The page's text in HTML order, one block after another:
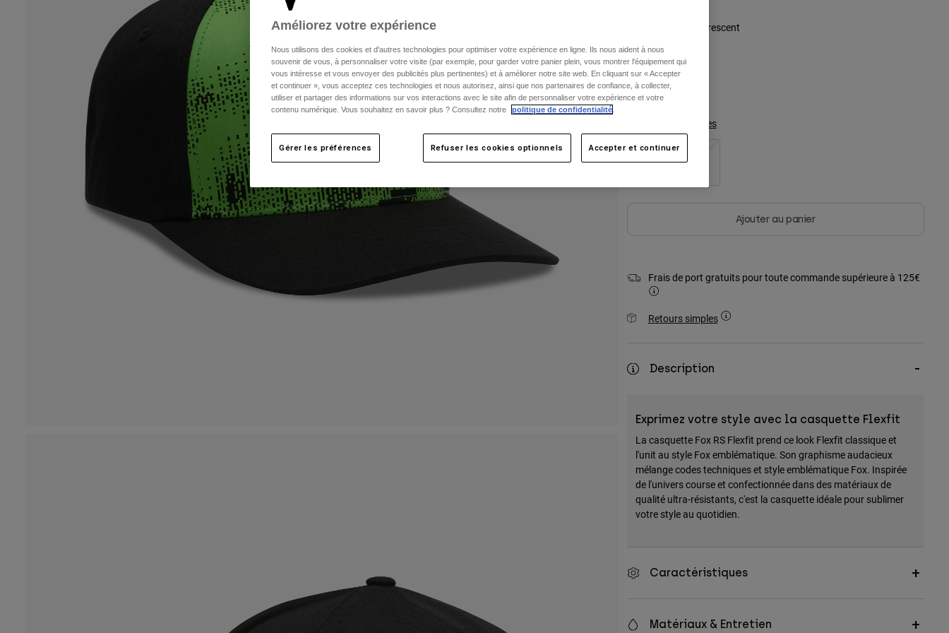
Vert Fluorescent
sélectionné
Tableau des tailles
S/M L/XL
Ajouter au panier
Frais de port gratuits pour toute commande supérieure à 125€
Retours simples
Description
Exprimez votre style avec la casquette Flexfit
La casquette Fox RS Flexfit prend ce look Flexfit classique et
l'unit au style Fox emblématique. Son graphisme audacieux
mélange codes techniques et style emblématique Fox. Inspirée
de l'univers course et confectionnée dans des matériaux de
qualité ultra-résistants, c'est la casquette idéale pour sublimer
votre style au quotidien.
Caractéristiques
Matériaux & Entretien
Améliorez votre expérience
Nous utilisons des cookies et d'autres technologies pour optimiser votre expérience en ligne. Ils nous aident à nous
souvenir de vous, à personnaliser votre visite (par exemple, pour garder votre panier plein, vous montrer l'équipement qui
vous intéresse et vous envoyer des publicités plus pertinentes) et à améliorer notre site web. En cliquant sur « Accepter
et continuer », vous acceptez ces technologies et nous autorisez, ainsi que nos partenaires de confiance, à collecter,
utiliser et partager des informations sur vos interactions avec le site afin de personnaliser votre expérience et votre
contenu numérique. Vous souhaitez en savoir plus ? Consultez notre
politique de confidentialité
Gérer les préférences Refuser les cookies optionnels Accepter et continuer